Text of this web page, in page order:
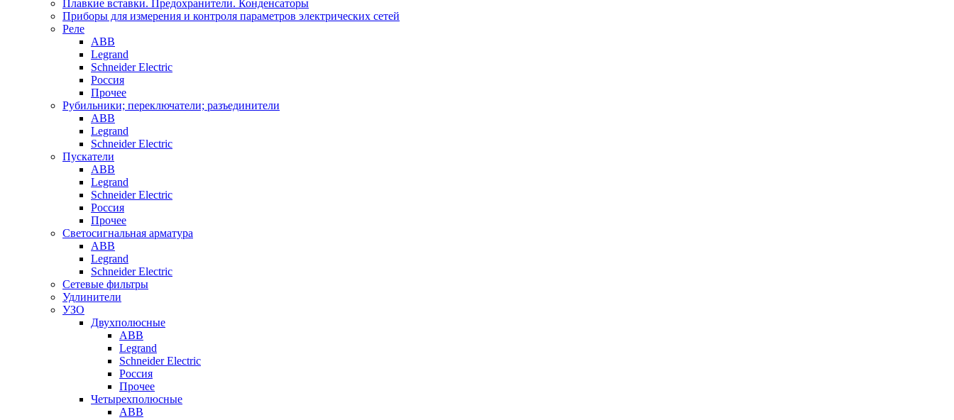
Плавкие вставки. Предохранители. Конденсаторы
Приборы для измерения и контроля параметров электрических сетей
Реле
ABB
Legrand
Schneider Electric
Россия
Прочее
Рубильники; переключатели; разъединители
ABB
Legrand
Schneider Electric
Пускатели
ABB
Legrand
Schneider Electric
Россия
Прочее
Светосигнальная арматура
ABB
Legrand
Schneider Electric
Сетевые фильтры
Удлинители
УЗО
Двухполюсные
ABB
Legrand
Schneider Electric
Россия
Прочее
Четырехполюсные
ABB